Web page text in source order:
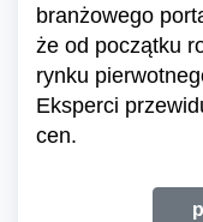
branżowego
że od początku
rynku
Eksperci
cen.